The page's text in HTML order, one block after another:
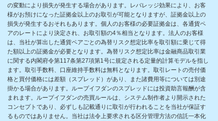
の変動により損失が発生する場合があります。レバレッジ効果により、お客
様がお預けになった証拠金以上のお取引が可能となりますが、証拠金以上の
損失が発生するおそれもあります。個人のお客様の必要証拠金は、各通貨ペ
アのレートにより決定され、お取引額の4％相当となります。法人のお客様
は、当社が算出した通貨ペアごとの為替リスク想定比率を取引額に乗じて得
た額以上の証拠金が必要となります。為替リスク想定比率は金融商品取引業
に関する内閣府令第117条第27項第1号に規定される定量的計算モデルを指し
ます。取引手数料、口座維持手数料は無料となります。取引レートの売付価
格と買付価格には差額（スプレッド）があり、また諸費用等については別途
掛かる場合があります。ループイフダンのスプレッドには投資助言報酬が含
まれます。ループイフダンの売買ルールは、システム制作者より開示された
コンセプトであり、必ずしも記載通りに取引が行われることを当社が保証す
るものではありません。当社は法令上要求される区分管理方法の信託一本化